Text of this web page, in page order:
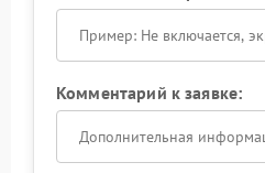
Комментарий к заявке: